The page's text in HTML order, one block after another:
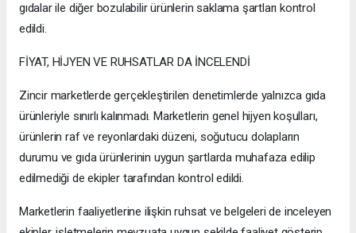
gıdalar ile diğer bozulabilir ürünlerin saklama şartları kontrol
edildi.
FİYAT, HİJYEN VE RUHSATLAR DA İNCELENDİ
Zincir marketlerde gerçekleştirilen denetimlerde yalnızca gıda
ürünleriyle sınırlı kalınmadı. Marketlerin genel hijyen koşulları,
ürünlerin raf ve reyonlardaki düzeni, soğutucu dolapların
durumu ve gıda ürünlerinin uygun şartlarda muhafaza edilip
edilmediği de ekipler tarafından kontrol edildi.
Marketlerin faaliyetlerine ilişkin ruhsat ve belgeleri de inceleyen